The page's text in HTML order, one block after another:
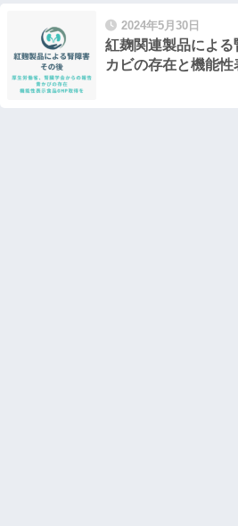
2024年5月30日
紅麹関連製品によ
カビの存在と機能性